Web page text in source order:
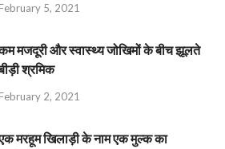
February 5, 2021
मजदूरी और स्वास्थ्य जोखिमों के बीच झूलते
श्रमिक
February 2, 2021
मरहूम खिलाड़ी के नाम एक मुल्क का